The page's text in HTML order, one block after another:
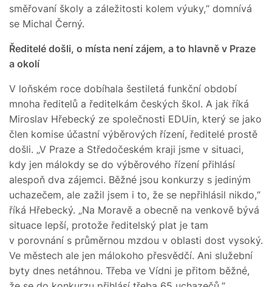
směřovaní školy a záležitosti kolem výuky,“ domnívá
se Michal Černý.
Ředitelé došli, o místa není zájem, a to hlavně v Praze
a okolí
V loňském roce dobíhala šestiletá funkční období
mnoha ředitelů a ředitelkám českých škol. A jak říká
Miroslav Hřebecký ze společnosti EDUin, který se jako
člen komise účastní výběrových řízení, ředitelé prostě
došli. „V Praze a Středočeském kraji jsme v situaci,
kdy jen málokdy se do výběrového řízení přihlásí
alespoň dva zájemci. Běžné jsou konkurzy s jediným
uchazečem, ale zažil jsem i to, že se nepřihlásil nikdo,“
říká Hřebecký. „Na Moravě a obecně na venkově bývá
situace lepší, protože ředitelský plat je tam
v porovnání s průměrnou mzdou v oblasti dost vysoký.
Ve městech ale jen málokoho přesvědčí. Ani služební
byty dnes netáhnou. Třeba ve Vídni je přitom běžné,